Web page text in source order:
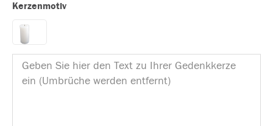
Kerzenmotiv